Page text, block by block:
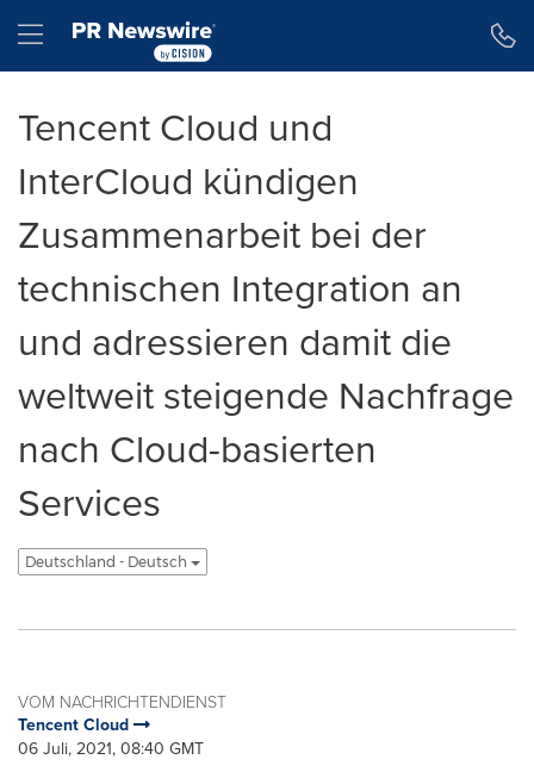
Hamburger menu
Tencent Cloud und
InterCloud kündigen
Zusammenarbeit bei der
technischen Integration an
und adressieren damit die
weltweit steigende Nachfrage
nach Cloud-basierten
Services
Deutschland - Deutsch
VOM NACHRICHTENDIENST
Tencent Cloud
06 Juli, 2021, 08:40 GMT